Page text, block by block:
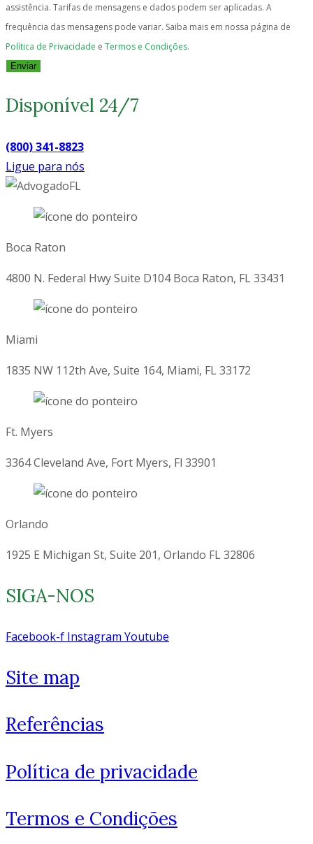
assistência. Tarifas de mensagens e dados podem ser aplicadas. A
frequência das mensagens pode variar. Saiba mais em nossa página de
Política de Privacidade e Termos e Condições.
Enviar
Disponível 24/7
(800) 341-8823
Ligue para nós
Boca Raton
4800 N. Federal Hwy Suite D104 Boca Raton, FL 33431
Miami
1835 NW 112th Ave, Suite 164, Miami, FL 33172
Ft. Myers
3364 Cleveland Ave, Fort Myers, Fl 33901
Orlando
1925 E Michigan St, Suite 201, Orlando FL 32806
SIGA-NOS
Facebook-f Instagram Youtube
Site map
Referências
Política de privacidade
Termos e Condições